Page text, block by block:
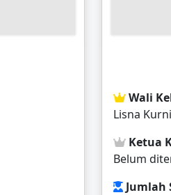
Wali
Lisna
Ketua
Belum
Jumlah